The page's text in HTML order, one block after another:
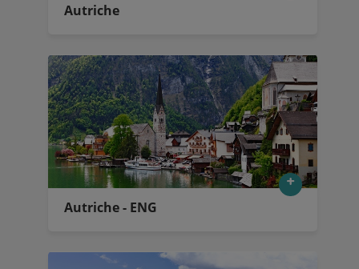
Autriche
Autriche - ENG